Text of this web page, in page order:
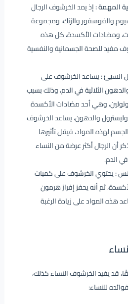
المهمة :إذ يمد الخرشوف الرجال
والفوسفور والزنك، ومجموعة
ومضادات الأكسدة، كل هذه
مفيد للصحة الجسمانية والنفسية
السيئ :يساعد الخرشوف على
الثلاثية في الدم، وذلك بسبب
وهي أحد مضادات الأكسدة
والدهون، يساعد الخرشوف
لهذه المواد، فيقل تأثيرها
أن الرجال أكثر عرضة من النساء
الدم.
:يحتوي الخرشوف على كميات
ثم أنه يحفز إفراز هرمون
هذه المواد على زيادة الرغبة
قد يفيد الخرشوف النساء كذلك،
للنساء: